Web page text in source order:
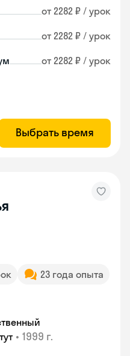
от 2282 ₽ / урок
от 2282 ₽ / урок
от 2282 ₽ / урок
Выбрать время
23 года опыта
• 1999 г.